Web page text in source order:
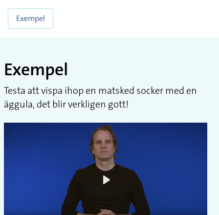
Exempel
Exempel
Testa att vispa ihop en matsked socker med en
äggula, det blir verkligen gott!